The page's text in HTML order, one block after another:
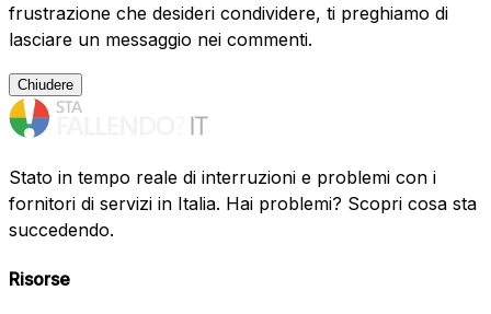
frustrazione che desideri condividere, ti preghiamo di
lasciare un messaggio nei commenti.
Chiudere
Stato in tempo reale di interruzioni e problemi con i
fornitori di servizi in Italia. Hai problemi? Scopri cosa sta
succedendo.
Risorse